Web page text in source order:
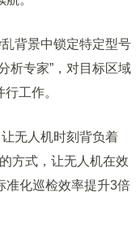
背景中锁定特定型号
析专家”，对目标区域
工作。
无人机时刻背负着
方式，让无人机在效
准化巡检效率提升3倍